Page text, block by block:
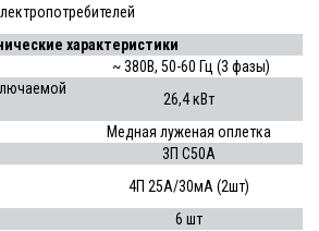
характеристики
~ 380В, 50-60 Гц (3 фазы)
26,4 кВт
Медная луженая оплетка
3П С50А
4П 25А/30мА (2шт)
6 шт